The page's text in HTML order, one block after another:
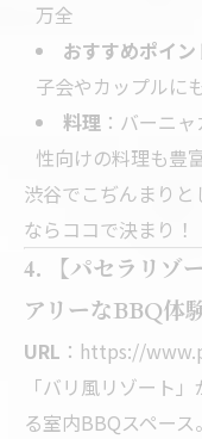
万全
おすすめポイン
子会やカップルに
料理：バーニ
性向けの料理も豊
渋谷でこぢんまり
ならココで決まり！
4. 【パセラリゾ
アリーなBBQ体
URL ： https://
「バリ風リゾート
る室内BBQスペー